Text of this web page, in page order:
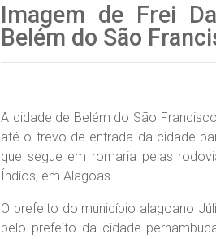
Imagem de Frei
Belém do São
A cidade de Belém do São
até o trevo de entrada da cidade
que segue em romaria pelas
Índios, em Alagoas.
O prefeito do município alagoano
pelo prefeito da cidade